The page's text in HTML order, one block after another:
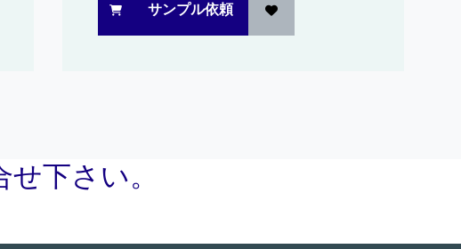
サンプル依頼
下さい。